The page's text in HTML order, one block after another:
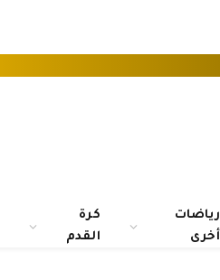
رياضات
أخرى
كرة
القدم